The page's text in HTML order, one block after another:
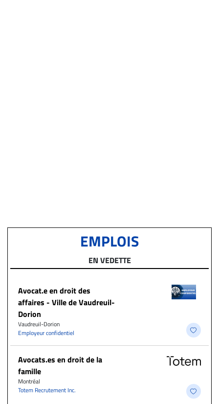
EMPLOIS
EN VEDETTE
Avocat.e en droit des
affaires - Ville de Vaudreuil-
Dorion
Vaudreuil-Dorion
Employeur confidentiel
Avocats.es en droit de la
famille
Montréal
Totem Recrutement Inc.